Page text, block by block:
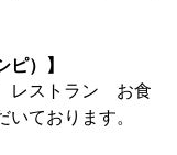
）】
レストラン お食
ております。